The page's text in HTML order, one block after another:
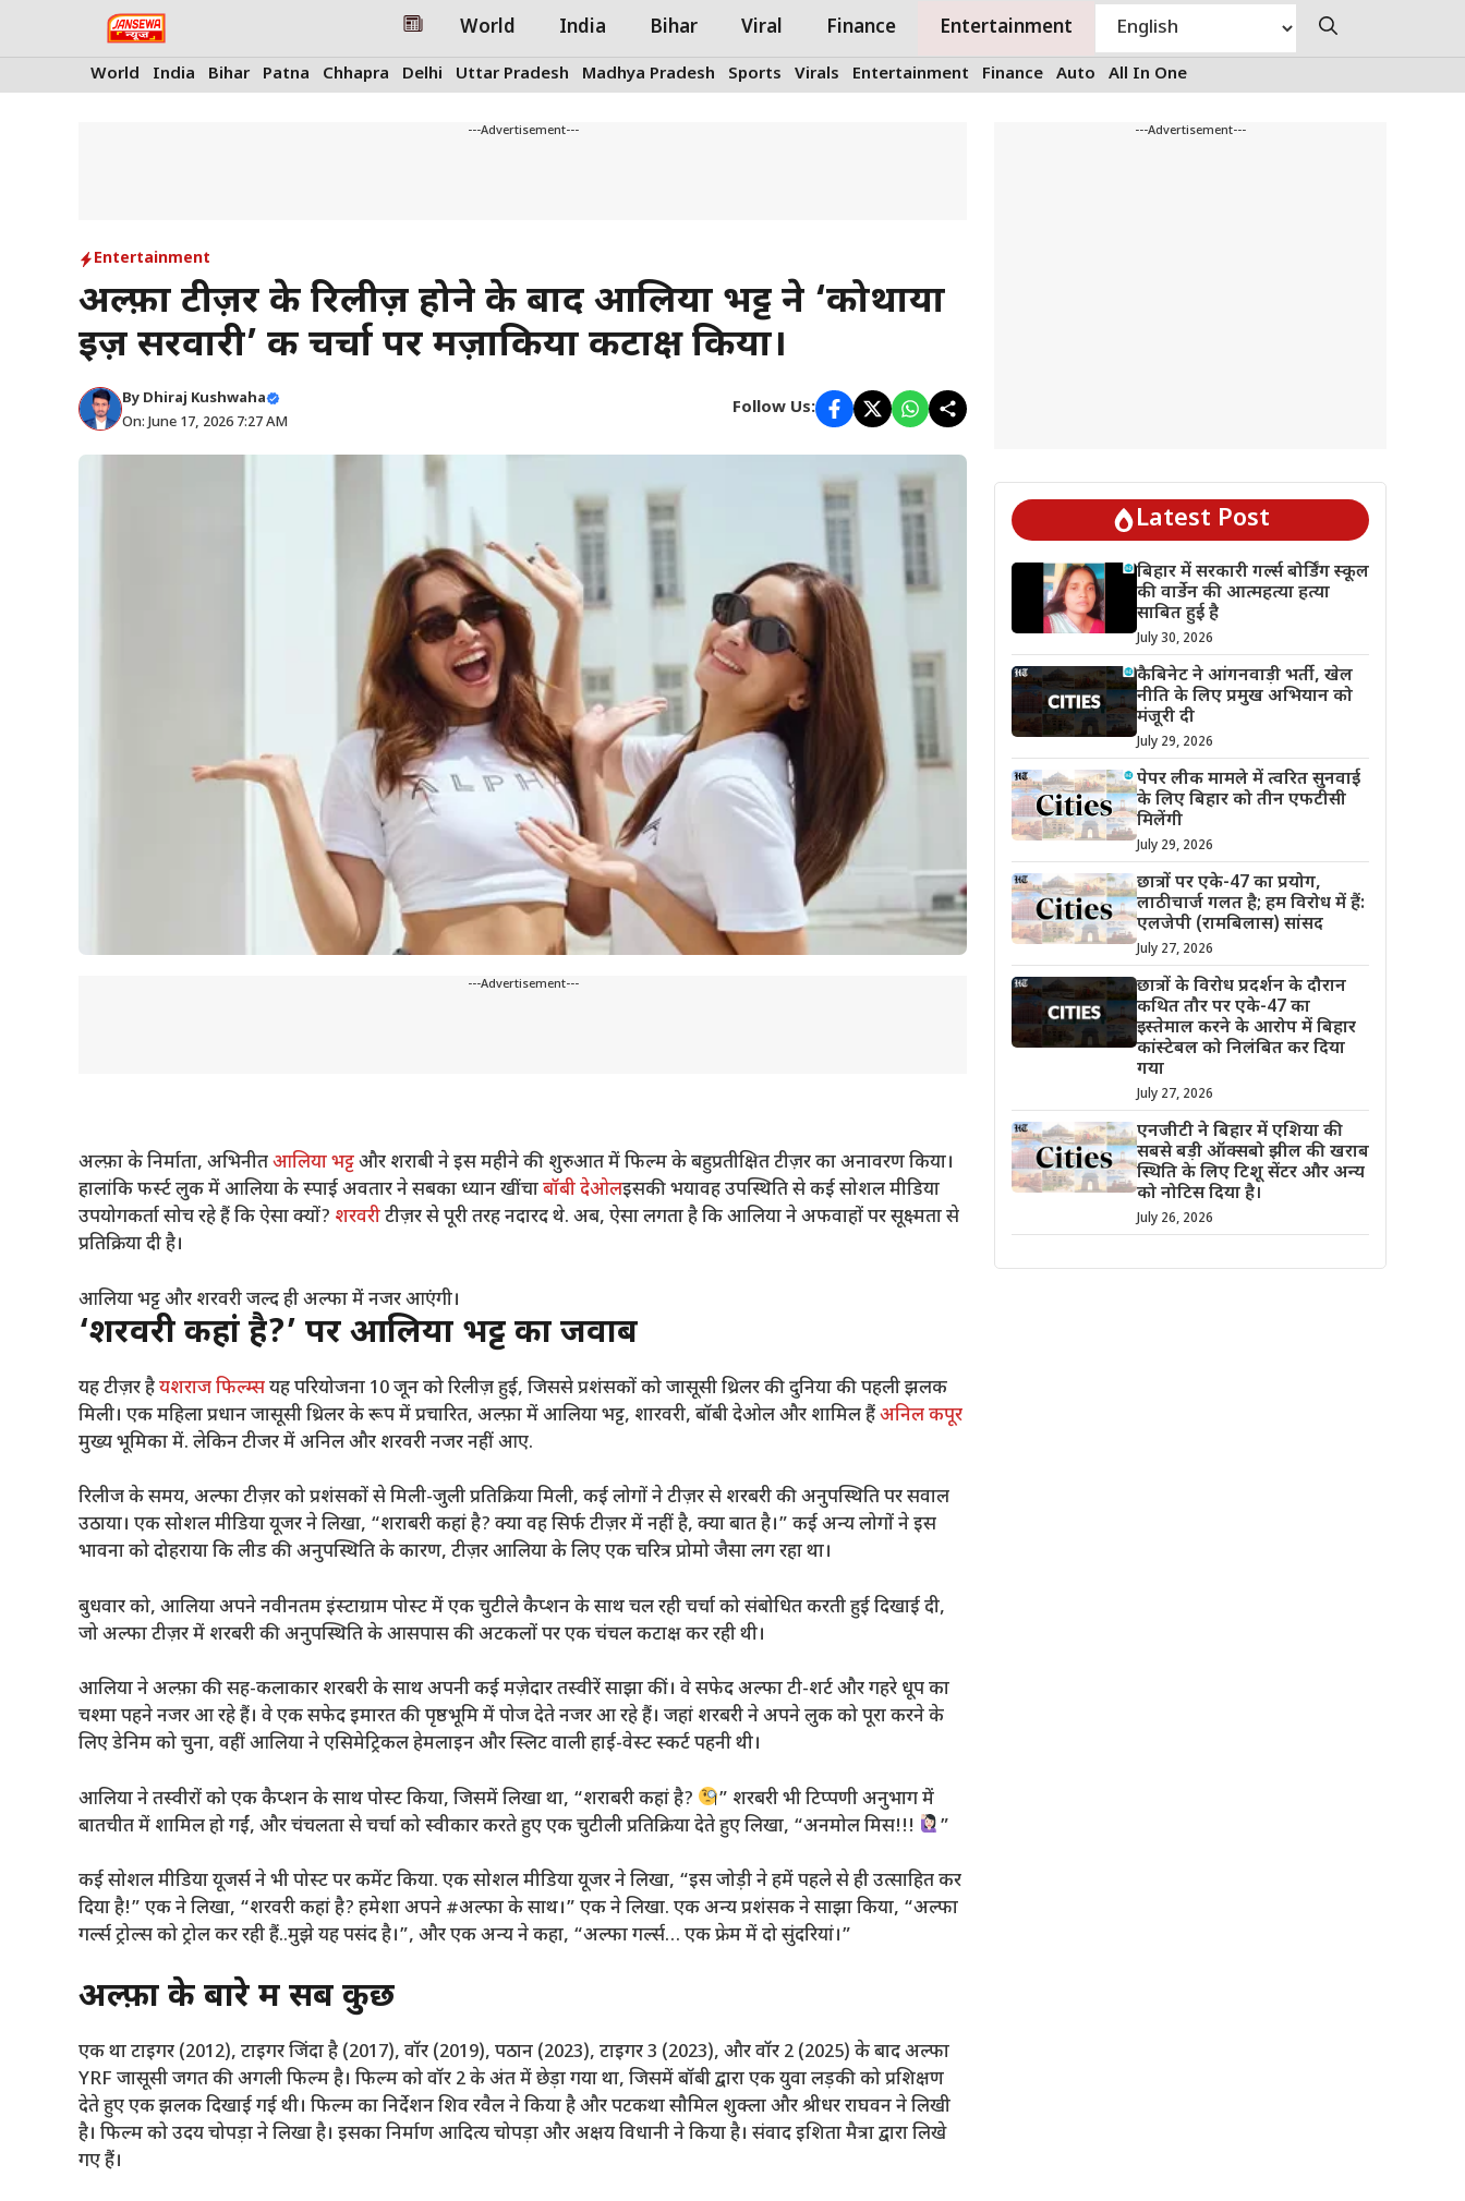
World India Bihar Viral Finance Entertainment
World India Bihar Patna Chhapra Delhi Uttar Pradesh Madhya Pradesh Sports Virals Entertainment Finance Auto All In One
---Advertisement---
Entertainment
अल्फ़ा टीज़र के रिलीज़ होने के बाद आलिया भट्ट ने ‘कोथाया
इज़ सरवारी’ की चर्चा पर मज़ाकिया कटाक्ष किया।
By Dhiraj Kushwaha
On: June 17, 2026 7:27 AM
Follow Us:
---Advertisement---
अल्फ़ा के निर्माता, अभिनीतआलिया भट्टऔर शराबी ने इस महीने की शुरुआत में फिल्म के बहुप्रतीक्षित टीज़र का अनावरण किया।
हालांकि फर्स्ट लुक में आलिया के स्पाई अवतार ने सबका ध्यान खींचाबॉबी देओलइसकी भयावह उपस्थिति से कई सोशल मीडिया
उपयोगकर्ता सोच रहे हैं कि ऐसा क्यों? शरवरीटीज़र से पूरी तरह नदारद थे. अब, ऐसा लगता है कि आलिया ने अफवाहों पर सूक्ष्मता से
प्रतिक्रिया दी है।
आलिया भट्ट और शरवरी जल्द ही अल्फा में नजर आएंगी।
‘शरवरी कहां है?’ पर आलिया भट्ट का जवाब
यह टीज़र हैयशराज फिल्म्सयह परियोजना 10 जून को रिलीज़ हुई, जिससे प्रशंसकों को जासूसी थ्रिलर की दुनिया की पहली झलक
मिली। एक महिला प्रधान जासूसी थ्रिलर के रूप में प्रचारित, अल्फ़ा में आलिया भट्ट, शारवरी, बॉबी देओल और शामिल हैंअनिल कपूर
मुख्य भूमिका में. लेकिन टीजर में अनिल और शरवरी नजर नहीं आए.
रिलीज के समय, अल्फा टीज़र को प्रशंसकों से मिली-जुली प्रतिक्रिया मिली, कई लोगों ने टीज़र से शरबरी की अनुपस्थिति पर सवाल
उठाया। एक सोशल मीडिया यूजर ने लिखा, “शराबरी कहां है? क्या वह सिर्फ टीज़र में नहीं है, क्या बात है।” कई अन्य लोगों ने इस
भावना को दोहराया कि लीड की अनुपस्थिति के कारण, टीज़र आलिया के लिए एक चरित्र प्रोमो जैसा लग रहा था।
बुधवार को, आलिया अपने नवीनतम इंस्टाग्राम पोस्ट में एक चुटीले कैप्शन के साथ चल रही चर्चा को संबोधित करती हुई दिखाई दी,
जो अल्फा टीज़र में शरबरी की अनुपस्थिति के आसपास की अटकलों पर एक चंचल कटाक्ष कर रही थी।
आलिया ने अल्फ़ा की सह-कलाकार शरबरी के साथ अपनी कई मज़ेदार तस्वीरें साझा कीं। वे सफेद अल्फा टी-शर्ट और गहरे धूप का
चश्मा पहने नजर आ रहे हैं। वे एक सफेद इमारत की पृष्ठभूमि में पोज देते नजर आ रहे हैं। जहां शरबरी ने अपने लुक को पूरा करने के
लिए डेनिम को चुना, वहीं आलिया ने एसिमेट्रिकल हेमलाइन और स्लिट वाली हाई-वेस्ट स्कर्ट पहनी थी।
आलिया ने तस्वीरों को एक कैप्शन के साथ पोस्ट किया, जिसमें लिखा था, “शराबरी कहां है?
” शरबरी भी टिप्पणी अनुभाग में
बातचीत में शामिल हो गईं, और चंचलता से चर्चा को स्वीकार करते हुए एक चुटीली प्रतिक्रिया देते हुए लिखा, “अनमोल मिस!!!
”
कई सोशल मीडिया यूजर्स ने भी पोस्ट पर कमेंट किया. एक सोशल मीडिया यूजर ने लिखा, “इस जोड़ी ने हमें पहले से ही उत्साहित कर
दिया है!” एक ने लिखा, “शरवरी कहां है? हमेशा अपने #अल्फा के साथ।” एक ने लिखा. एक अन्य प्रशंसक ने साझा किया, “अल्फा
गर्ल्स ट्रोल्स को ट्रोल कर रही हैं..मुझे यह पसंद है।”, और एक अन्य ने कहा, “अल्फा गर्ल्स… एक फ्रेम में दो सुंदरियां।”
अल्फ़ा के बारे में सब कुछ
एक था टाइगर (2012), टाइगर जिंदा है (2017), वॉर (2019), पठान (2023), टाइगर 3 (2023), और वॉर 2 (2025) के बाद अल्फा
YRF जासूसी जगत की अगली फिल्म है। फिल्म को वॉर 2 के अंत में छेड़ा गया था, जिसमें बॉबी द्वारा एक युवा लड़की को प्रशिक्षण
देते हुए एक झलक दिखाई गई थी। फिल्म का निर्देशन शिव रवैल ने किया है और पटकथा सौमिल शुक्ला और श्रीधर राघवन ने लिखी
है। फिल्म को उदय चोपड़ा ने लिखा है। इसका निर्माण आदित्य चोपड़ा और अक्षय विधानी ने किया है। संवाद इशिता मैत्रा द्वारा लिखे
गए हैं।
---Advertisement---
Latest Post
बिहार में सरकारी गर्ल्स बोर्डिंग स्कूल
की वार्डेन की आत्महत्या हत्या
साबित हुई है
July 30, 2026
कैबिनेट ने आंगनवाड़ी भर्ती, खेल
नीति के लिए प्रमुख अभियान को
मंजूरी दी
July 29, 2026
पेपर लीक मामले में त्वरित सुनवाई
के लिए बिहार को तीन एफटीसी
मिलेंगी
July 29, 2026
छात्रों पर एके-47 का प्रयोग,
लाठीचार्ज गलत है; हम विरोध में हैं:
एलजेपी (रामबिलास) सांसद
July 27, 2026
छात्रों के विरोध प्रदर्शन के दौरान
कथित तौर पर एके-47 का
इस्तेमाल करने के आरोप में बिहार
कांस्टेबल को निलंबित कर दिया
गया
July 27, 2026
एनजीटी ने बिहार में एशिया की
सबसे बड़ी ऑक्सबो झील की खराब
स्थिति के लिए टिशू सेंटर और अन्य
को नोटिस दिया है।
July 26, 2026